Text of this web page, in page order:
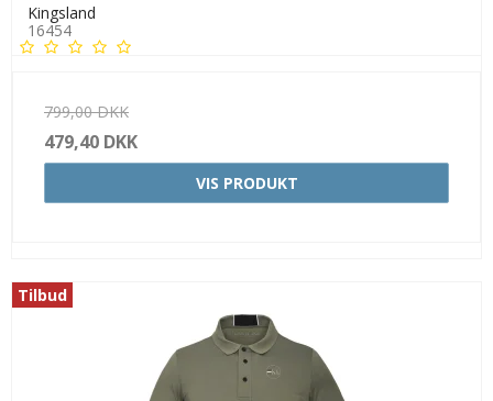
Kingsland
16454
799,00 DKK
479,40 DKK
VIS PRODUKT
Tilbud